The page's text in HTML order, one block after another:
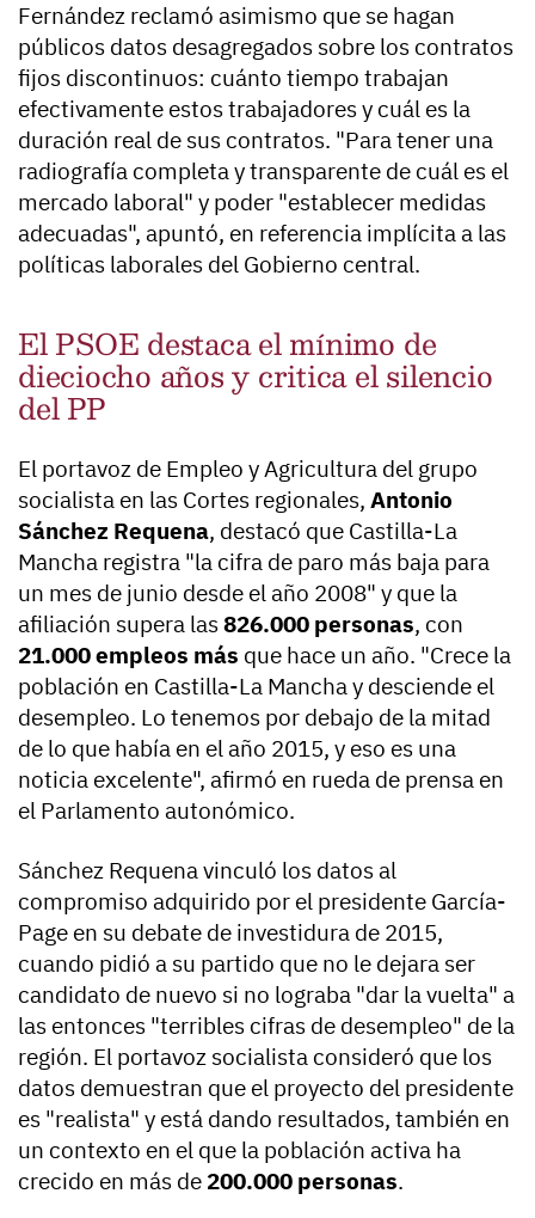
Fernández reclamó asimismo que se hagan
públicos datos desagregados sobre los contratos
fijos discontinuos: cuánto tiempo trabajan
efectivamente estos trabajadores y cuál es la
duración real de sus contratos. "Para tener una
radiografía completa y transparente de cuál es el
mercado laboral" y poder "establecer medidas
adecuadas", apuntó, en referencia implícita a las
políticas laborales del Gobierno central.
El PSOE destaca el mínimo de
dieciocho años y critica el silencio
del PP
El portavoz de Empleo y Agricultura del grupo
socialista en las Cortes regionales, Antonio
Sánchez Requena, destacó que Castilla-La
Mancha registra "la cifra de paro más baja para
un mes de junio desde el año 2008" y que la
afiliación supera las826.000 personas, con
21.000 empleos más que hace un año. "Crece la
población en Castilla-La Mancha y desciende el
desempleo. Lo tenemos por debajo de la mitad
de lo que había en el año 2015, y eso es una
noticia excelente", afirmó en rueda de prensa en
el Parlamento autonómico.
Sánchez Requena vinculó los datos al
compromiso adquirido por el presidente García-
Page en su debate de investidura de 2015,
cuando pidió a su partido que no le dejara ser
candidato de nuevo si no lograba "dar la vuelta" a
las entonces "terribles cifras de desempleo" de la
región. El portavoz socialista consideró que los
datos demuestran que el proyecto del presidente
es "realista" y está dando resultados, también en
un contexto en el que la población activa ha
crecido en más de 200.000 personas.